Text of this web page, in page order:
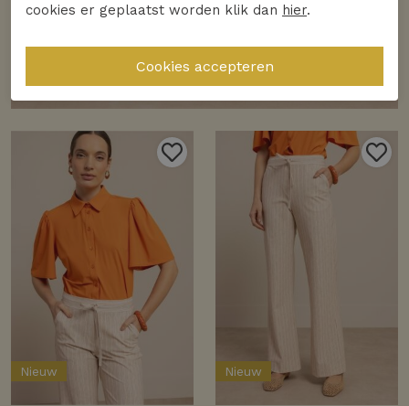
Nieuw Nieuw
cookies er geplaatst worden klik dan hier.